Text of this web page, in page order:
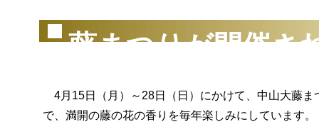
藤まつりが開催さ
4月15日（月）～28日（日）にかけて、中山大藤ま
で、満開の藤の花の香りを毎年楽しみにしています。